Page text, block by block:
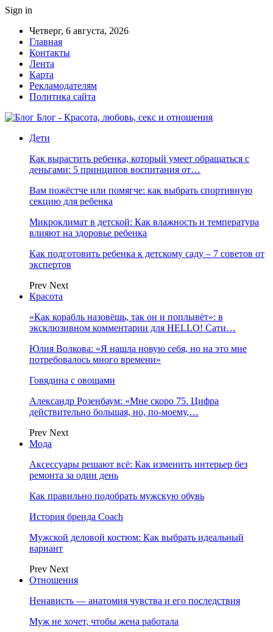
Sign in
Четверг, 6 августа, 2026
Главная
Контакты
Лента
Карта
Рекламодателям
Политика сайта
Блог - Красота, любовь, секс и отношения
Дети
Как вырастить ребенка, который умеет обращаться с
деньгами: 5 принципов воспитания от…
Вам пожёстче или помягче: как выбрать спортивную
секцию для ребенка
Микроклимат в детской: Как влажность и температура
влияют на здоровье ребенка
Как подготовить ребенка к детскому саду – 7 советов от
экспертов
Prev Next
Красота
«Как корабль назовёшь, так он и поплывёт»: в
эксклюзивном комментарии для HELLO! Сати…
Юлия Волкова: «Я нашла новую себя, но на это мне
потребовалось много времени»
Говядина с овощами
Александр Розенбаум: «Мне скоро 75. Цифра
действительно большая, но, по‑моему,…
Prev Next
Мода
Аксессуары решают всё: Как изменить интерьер без
ремонта за один день
Как правильно подобрать мужскую обувь
История бренда Coach
Мужской деловой костюм: Как выбрать идеальный
вариант
Prev Next
Отношения
Ненависть — анатомия чувства и его последствия
Муж не хочет, чтобы жена работала